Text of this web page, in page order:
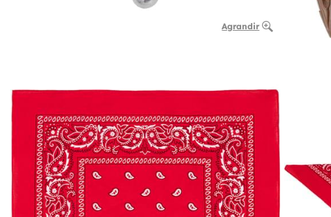
Agrandir